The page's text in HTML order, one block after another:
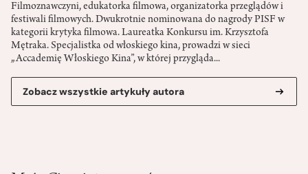
Filmoznawczyni, edukatorka filmowa, organizatorka przeglądów i
festiwali filmowych. Dwukrotnie nominowana do nagrody PISF w
kategorii krytyka filmowa. Laureatka Konkursu im. Krzysztofa
Mętraka. Specjalistka od włoskiego kina, prowadzi w sieci
„Accademię Włoskiego Kina”, w której przygląda...
Zobacz wszystkie artykuły autora